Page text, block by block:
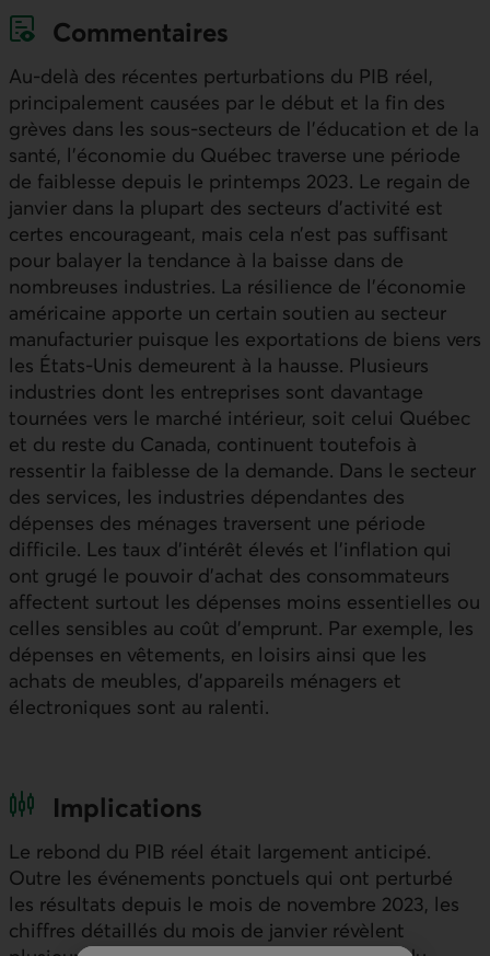
Commentaires
Au-delà des récentes perturbations du PIB réel,
principalement causées par le début et la fin des
grèves dans les sous-secteurs de l’éducation et de la
santé, l’économie du Québec traverse une période
de faiblesse depuis le printemps 2023. Le regain de
janvier dans la plupart des secteurs d’activité est
certes encourageant, mais cela n’est pas suffisant
pour balayer la tendance à la baisse dans de
nombreuses industries. La résilience de l’économie
américaine apporte un certain soutien au secteur
manufacturier puisque les exportations de biens vers
les États‑Unis demeurent à la hausse. Plusieurs
industries dont les entreprises sont davantage
tournées vers le marché intérieur, soit celui Québec
et du reste du Canada, continuent toutefois à
ressentir la faiblesse de la demande. Dans le secteur
des services, les industries dépendantes des
dépenses des ménages traversent une période
difficile. Les taux d’intérêt élevés et l’inflation qui
ont grugé le pouvoir d’achat des consommateurs
affectent surtout les dépenses moins essentielles ou
celles sensibles au coût d’emprunt. Par exemple, les
dépenses en vêtements, en loisirs ainsi que les
achats de meubles, d’appareils ménagers et
électroniques sont au ralenti.
Implications
Le rebond du PIB réel était largement anticipé.
Outre les événements ponctuels qui ont perturbé
les résultats depuis le mois de novembre 2023, les
chiffres détaillés du mois de janvier révèlent